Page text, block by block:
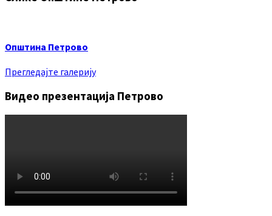
Општина Петрово
Прегледајте галерију
Видео презентација Петрово